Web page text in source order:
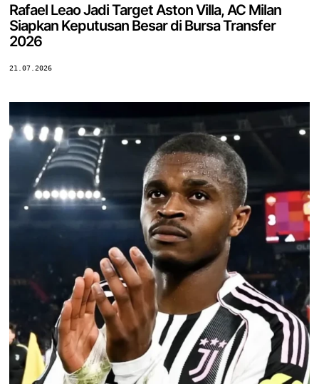
Rafael Leao Jadi Target Aston Villa, AC Milan
Siapkan Keputusan Besar di Bursa Transfer
2026
21.07.2026